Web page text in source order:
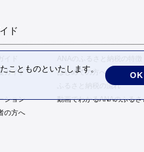
ド
ド
ANAのふるさと納税の特徴
ガイド
はじめての方へ
ふるさと納税の流れ
ション
動画でわかるANAのふるさ
の方へ
ことものといたします。
OK